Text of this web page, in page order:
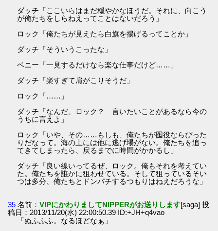
ダッチ「ここいらはまだ穏やかなほうだ。それに、向こう
が俺たちをしらねえってことはないだろう」
ロック「俺たちが見えたら白旗を揚げるってことか」
ダッチ「そういうこったな」
ベニー「一見するだけなら楽な仕事だけど……」
ダッチ「楽すぎて肩がこりそうだ」
ロック「……」
ダッチ「なんだ、ロック？ 言いたいことがあるなら今の
うちに言えよ」
ロック「いや、その……もしも、俺たちが囮役ならぴった
りだなって。海の上には他に逃げ場がない。俺たちを追っ
てきてしまったら、戻るまでに時間がかかるし」
ダッチ「良い線いってるぜ、ロック。俺もそれを考えてい
た。俺たちを誰かに狙わせている。そして狙っているそい
つは多分、俺たちとドンパチするつもりはねえだろうな」
35 名前：VIPにかわりましてNIPPERがお送りします[saga] 投
稿日：2013/11/20(水) 22:00:50.39 ID:+JH+q4vao
「ぬふふふ。なるほどなぁ」